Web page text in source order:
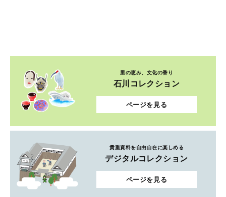
里の恵み、文化の香り
石川コレクション
ページを見る
貴重資料を自由自在に楽しめる
デジタルコレクション
ページを見る